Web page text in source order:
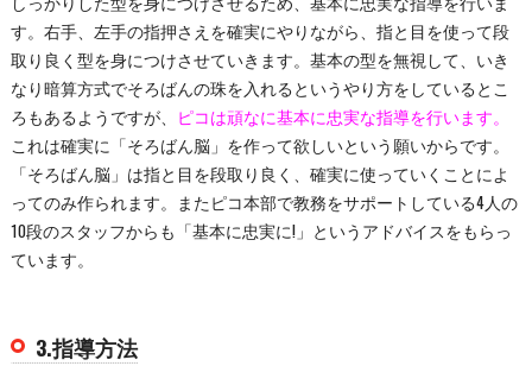
す。右手、左手の指押さえを確実にやりながら、指と目を使って段
取り良く型を身につけさせていきます。基本の型を無視して、いき
なり暗算方式でそろばんの珠を入れるというやり方をしているとこ
ろもあるようですが、 ピコは頑なに基本に忠実な指導を行います。
これは確実に「そろばん脳」を作って欲しいという願いからです。
「そろばん脳」は指と目を段取り良く、確実に使っていくことによ
ってのみ作られます。またピコ本部で教務をサポートしている4人の
10段のスタッフからも「基本に忠実に!」というアドバイスをもらっ
ています。
3.指導方法